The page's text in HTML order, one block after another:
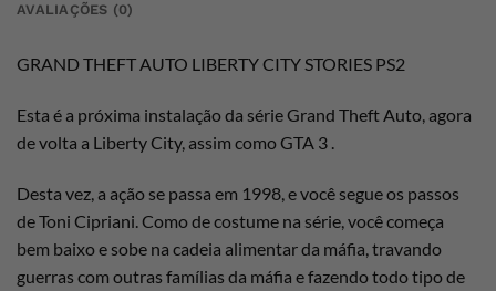
AVALIAÇÕES (0)
GRAND THEFT AUTO LIBERTY CITY STORIES PS2
Esta é a próxima instalação da série Grand Theft Auto, agora
de volta a Liberty City, assim como GTA 3 .
Desta vez, a ação se passa em 1998, e você segue os passos
de Toni Cipriani. Como de costume na série, você começa
bem baixo e sobe na cadeia alimentar da máfia, travando
guerras com outras famílias da máfia e fazendo todo tipo de